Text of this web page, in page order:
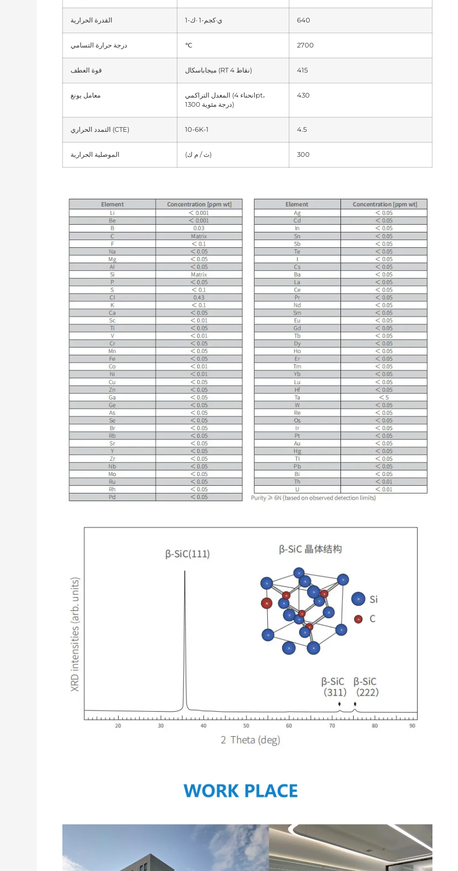
القدرة الحرارية ي·كجم-1 ·ك-1 640
درجة حرارة التسامي ℃ 2700
قوة العطف ميجاباسكال (RT 4 نقاط) 415
معامل يونغ
المعدل التراكمي (انحناء 4pt،
1300 درجة مئوية)
430
التمدد الحراري (CTE) 10-6K-1 4.5
الموصلية الحرارية (ث / م ك) 300